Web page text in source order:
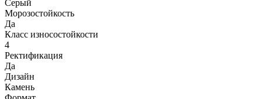
Серый
Морозостойкость
Да
Класс износостойкости
4
Ректификация
Да
Дизайн
Камень